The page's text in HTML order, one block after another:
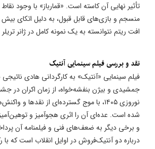
تأثیر نهایی آن کاسته است. «قمارباز» با وجود نقاط
منسجم و بازی‌های قابل قبول، به دلیل اتکای
افت ریتم نتوانسته به یک نمونه کامل در ژانر
نقد و بررسی فیلم سینمایی آنتیک
فیلم سینمایی «آنتیک» به کارگردانی هادی نائیجی
جمشیدی و بیژن بنفشه‌خواه، از زمان اکران در
نوروزی ۱۴۰۵، با موج گسترده‌ای از نقدها و
شده است. عده‌ای آن را اثری هجوآمیز و
و برخی دیگر به ضعف‌های فنی و فیلمنامه آن
درباره دو آنتیک‌فروش در اوایل انقلاب است که